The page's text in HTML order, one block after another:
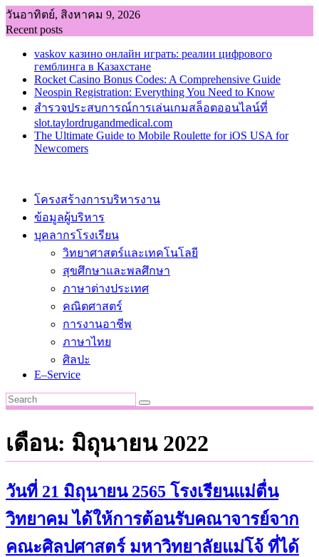
Skip
to
content
วันอาทิตย์, สิงหาคม 9, 2026
Recent posts
vaskov казино онлайн играть: реалии цифрового
гемблинга в Казахстане
Rocket Casino Bonus Codes: A Comprehensive Guide
Neospin Registration: Everything You Need to Know
สำรวจประสบการณ์การเล่นเกมสล็อตออนไลน์ที่
slot.taylordrugandmedical.com
The Ultimate Guide to Mobile Roulette for iOS USA for
Newcomers
โครงสร้างการบริหารงาน
ข้อมูลผู้บริหาร
บุคลากรโรงเรียน
วิทยาศาสตร์และเทคโนโลยี
สุขศึกษาและพลศึกษา
ภาษาต่างประเทศ
คณิตศาสตร์
การงานอาชีพ
ภาษาไทย
ศิลปะ
E–Service
เดือน: มิถุนายน 2022
วันที่ 21 มิถุนายน 2565 โรงเรียนแม่ตื่น
วิทยาคม ได้ให้การต้อนรับคณาจารย์จาก
คณะศิลปศาสตร์ มหาวิทยาลัยแม่โจ้ ที่ได้